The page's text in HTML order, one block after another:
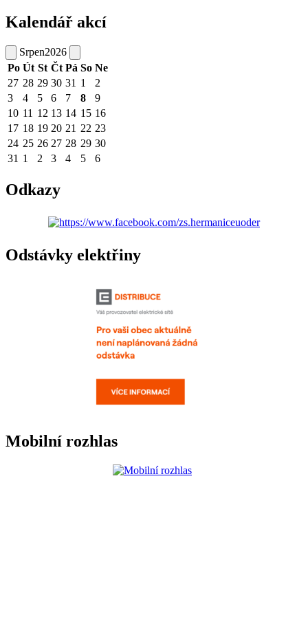
Kalendář akcí
Srpen2026
Po Út St Čt Pá So Ne
27 28 29 30 31 1
2
3
4 5 6 7 8
9
10 11 12 13 14 15 16
17 18 19 20 21 22 23
24 25 26 27 28 29 30
31 1 2 3 4 5 6
Odkazy
Odstávky elektřiny
Mobilní rozhlas